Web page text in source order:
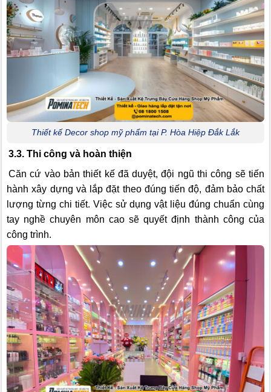
Thiết kế Decor shop mỹ phẩm tại P. Hòa Hiệp Đắk Lắk
3.3. Thi công và hoàn thiện
Căn cứ vào bản thiết kế đã duyệt, đội ngũ thi công sẽ tiến
hành xây dựng và lắp đặt theo đúng tiến độ, đảm bảo chất
lượng từng chi tiết. Việc sử dụng vật liệu đúng chuẩn cùng
tay nghề chuyên môn cao sẽ quyết định thành công của
công trình.